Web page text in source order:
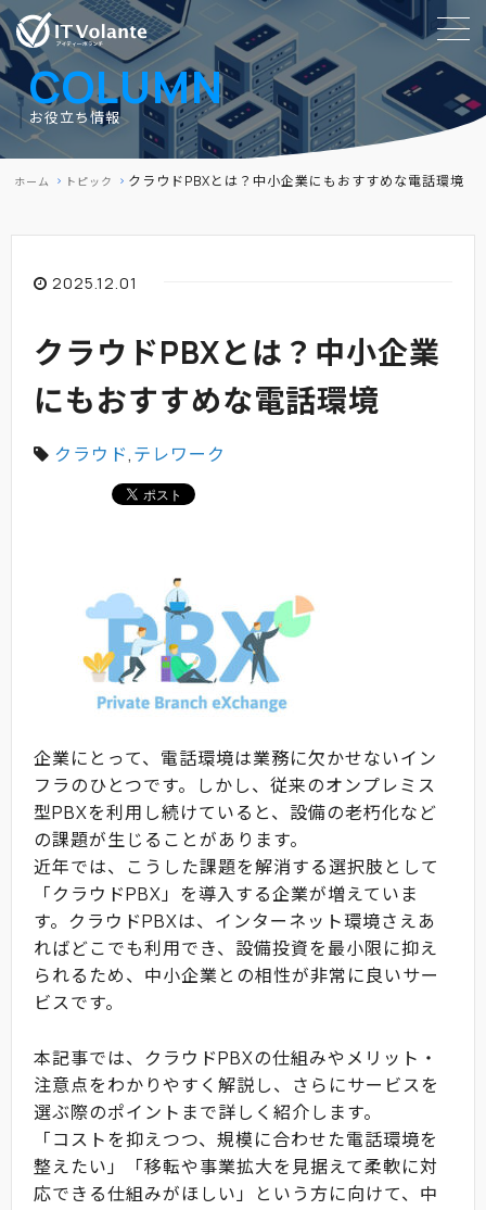
COLUMN
お役立ち情報
ホーム トピック クラウドPBXとは？中小企業にもおすすめな電話環境
2025.12.01
クラウドPBXとは？中小企業
にもおすすめな電話環境
クラウド,テレワーク
企業にとって、電話環境は業務に欠かせないイン
フラのひとつです。しかし、従来のオンプレミス
型PBXを利用し続けていると、設備の老朽化など
の課題が生じることがあります。
近年では、こうした課題を解消する選択肢として
「クラウドPBX」を導入する企業が増えていま
す。クラウドPBXは、インターネット環境さえあ
ればどこでも利用でき、設備投資を最小限に抑え
られるため、中小企業との相性が非常に良いサー
ビスです。
本記事では、クラウドPBXの仕組みやメリット・
注意点をわかりやすく解説し、さらにサービスを
選ぶ際のポイントまで詳しく紹介します。
「コストを抑えつつ、規模に合わせた電話環境を
整えたい」「移転や事業拡大を見据えて柔軟に対
応できる仕組みがほしい」という方に向けて、中